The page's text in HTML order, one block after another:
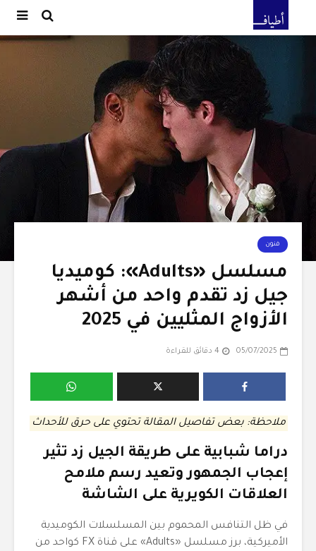
فنون
مسلسل «Adults»: كوميديا
جيل زد تقدم واحد من أشهر
الأزواج المثليين في 2025
05/07/2025 4 دقائق للقراءة
ملاحظة: بعض تفاصيل المقالة تحتوي على حرق للأحداث
دراما شبابية على طريقة الجيل زد تثير
إعجاب الجمهور وتعيد رسم ملامح
العلاقات الكويرية على الشاشة
في ظل التنافس المحموم بين المسلسلات الكوميدية
الأميركية، برز مسلسل «Adults» على قناة FX كواحد من